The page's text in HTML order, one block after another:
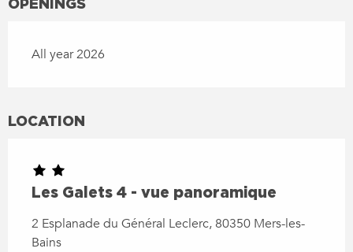
All year 2026
LOCATION
Les Galets 4 - vue panoramique
2 Esplanade du Général Leclerc, 80350 Mers-les-
Bains